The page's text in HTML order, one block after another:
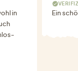
in
Ein